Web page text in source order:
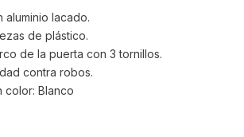
aluminio lacado.
de plástico.
de la puerta con 3 tornillos.
contra robos.
color: Blanco